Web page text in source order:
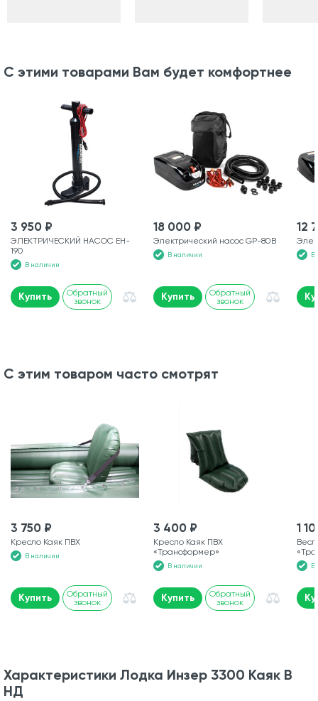
С этими товарами Вам будет комфортнее
3 950 ₽
ЭЛЕКТРИЧЕСКИЙ НАСОС EH-
190
В наличии
Купить
Обратный
звонок
18 000 ₽
Электрический насос GP-80В
В наличии
Купить
Обратный
звонок
12
В
С этим товаром часто смотрят
3 750 ₽
Кресло Каяк ПВХ
В наличии
Купить
Обратный
звонок
3 400 ₽
Кресло Каяк ПВХ
«Трансформер»
В наличии
Купить
Обратный
звонок
1
В
Характеристики Лодка Инзер 3300 Каяк В
НД